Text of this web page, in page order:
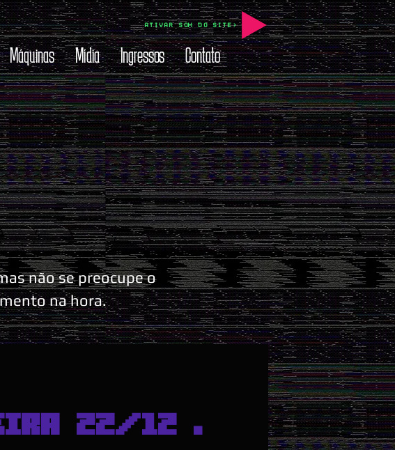
Máquinas Mídia Ingressos Contato
ATIVAR SOM DO SITE>
não se preocupe o
na hora.
22/12 .